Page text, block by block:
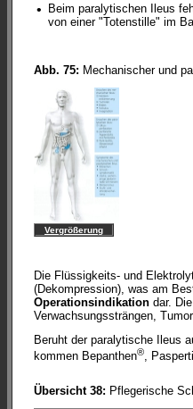
•
Beim paralytischen Ileus
von einer "Totenstille" im
Abb. 75: Mechanischer und
Vergrößerung
Die Flüssigkeits- und
(Dekompression), was am
Operationsindikation dar.
Verwachsungssträngen,
Beruht der paralytische Ileus
kommen Bepanthen®,
Übersicht 38: Pflegerische